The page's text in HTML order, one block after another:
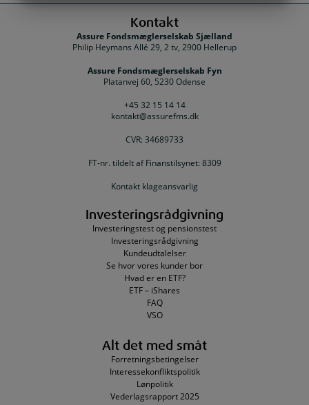
Kontakt
Assure Fondsmæglerselskab Sjælland
Philip Heymans Allé 29, 2 tv, 2900 Hellerup
Assure Fondsmæglerselskab Fyn
Platanvej 60, 5230 Odense
+45 32 15 14 14
kontakt@assurefms.dk
CVR: 34689733
FT-nr. tildelt af Finanstilsynet: 8309
Kontakt klageansvarlig
Investeringsrådgivning
Investeringstest og pensionstest
Investeringsrådgivning
Kundeudtalelser
Se hvor vores kunder bor
Hvad er en ETF?
ETF – iShares
FAQ
VSO
Alt det med småt
Forretningsbetingelser
Interessekonfliktspolitik
Lønpolitik
Vederlagsrapport 2025
MARKETING STATISTIK